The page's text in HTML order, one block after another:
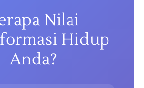
Nilai
Hidup
Anda?